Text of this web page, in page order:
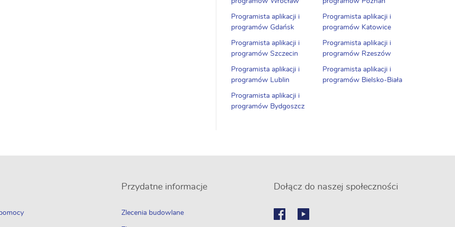
Programista aplikacji i
programów Gdańsk
Programista aplikacji i
programów Katowice
Programista aplikacji i
programów Szczecin
Programista aplikacji i
programów Rzeszów
Programista aplikacji i
programów Lublin
Programista aplikacji i
programów Bielsko-Biała
Programista aplikacji i
programów Bydgoszcz
Przydatne informacje
Zlecenia budowlane
Dołącz do naszej społeczności